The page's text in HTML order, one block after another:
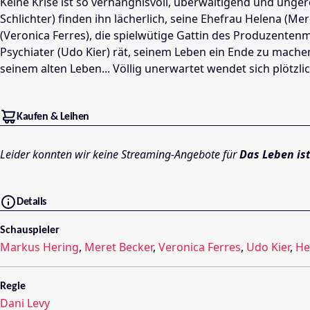
Schlichter) finden ihn lächerlich, seine Ehefrau Helena
(Veronica Ferres), die spielwütige Gattin des
Psychiater (Udo Kier) rät, seinem Leben ein Ende zu
seinem alten Leben... Völlig unerwartet wendet sich
Kaufen & Leihen
Leider konnten wir keine Streaming-Angebote fürDas Leben
Details
Schauspieler
Markus Hering, Meret Becker, Veronica Ferres, Udo Kier,
Regie
Dani Levy